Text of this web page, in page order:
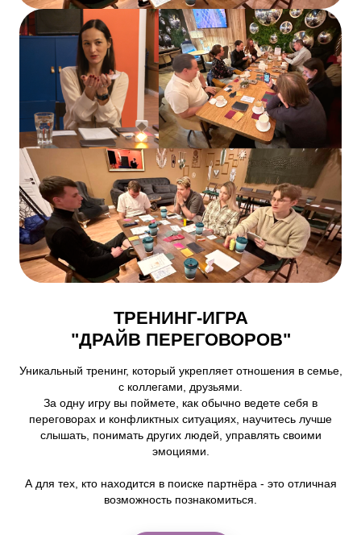
ТРЕНИНГ-ИГРА
"ДРАЙВ ПЕРЕГОВОРОВ"
Уникальный тренинг, который укрепляет отношения в семье,
с коллегами, друзьями.
За одну игру вы поймете, как обычно ведете себя в
переговорах и конфликтных ситуациях, научитесь лучше
слышать, понимать других людей, управлять своими
эмоциями.
А для тех, кто находится в поиске партнёра - это отличная
возможность познакомиться.